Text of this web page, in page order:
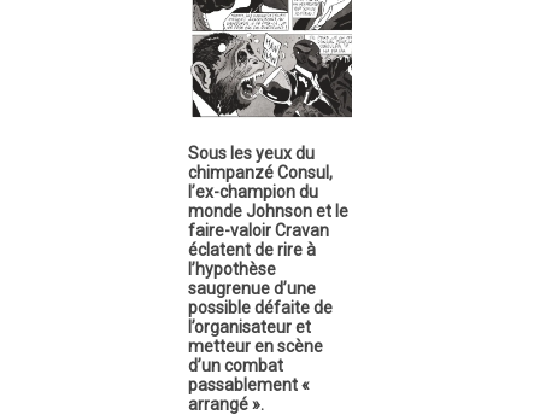
Sous les yeux du
chimpanzé Consul,
l’ex-champion du
monde Johnson et le
faire-valoir Cravan
éclatent de rire à
l’hypothèse
saugrenue d’une
possible défaite de
l’organisateur et
metteur en scène
d’un combat
passablement «
arrangé ».